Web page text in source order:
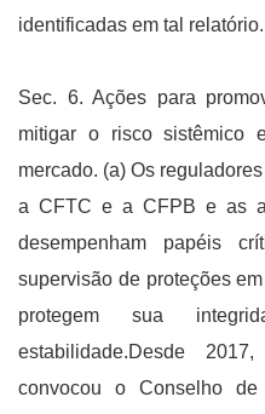
identificadas em tal relatório.
Sec. 6. Ações para
mitigar o risco sistêmico
mercado. (a) Os
a CFTC e a CFPB e as
desempenham papéis
supervisão de proteções
protegem sua
estabilidade.Desde
convocou o Conselho de